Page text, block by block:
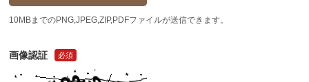
10MBまでのPNG,JPEG,ZIP,PDFファイルが送信できます。
画像認証 必須